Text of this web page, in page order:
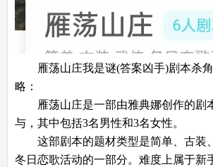
雁荡山庄我是谜(答案凶手)剧本杀角
略：
雁荡山庄是一部由雅典娜创作的剧
与，其中包括3名男性和3名女性。
这部剧本的题材类型是简单、古装
冬日恋歌活动的一部分。难度上属于新